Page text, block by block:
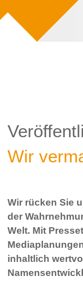
Wir
Wir rücken Sie
der
Welt. Mit
inhaltlich